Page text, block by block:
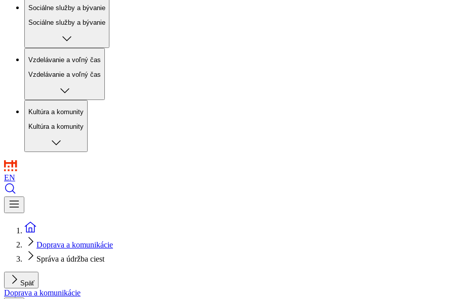
Sociálne služby a bývanie
Sociálne služby a bývanie
Vzdelávanie a voľný čas
Vzdelávanie a voľný čas
Kultúra a komunity
Kultúra a komunity
EN
Doprava a komunikácie
Správa a údržba ciest
Späť
Doprava a komunikácie